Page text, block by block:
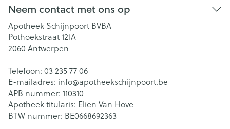
Neem contact met ons op
Apotheek Schijnpoort BVBA
Pothoekstraat 121A
2060 Antwerpen
Telefoon: 03 235 77 06
E-mailadres: info@apotheekschijnpoort.be
APB nummer: 110310
Apotheek titularis: Elien Van Hove
BTW nummer: BE0668692363